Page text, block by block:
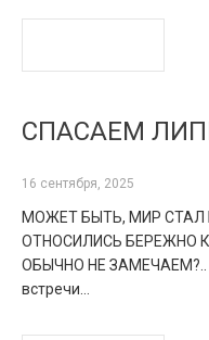
СПАСАЕМ
16 сентября, 2025
МОЖЕТ БЫТЬ, МИР СТАЛ
ОТНОСИЛИСЬ БЕРЕЖНО
ОБЫЧНО НЕ ЗАМЕЧАЕМ?..
встречи…